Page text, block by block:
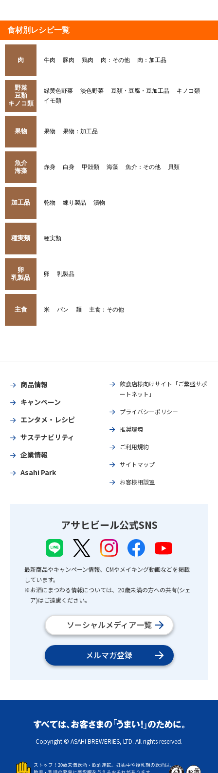
食材別レシピ一覧
肉 牛肉 豚肉 鶏肉 肉：その他 肉：加工品
野菜
豆類
キノコ類
緑黄色野菜 淡色野菜 豆類・豆腐・豆加工品
キノコ類
イモ類
果物 果物 果物：加工品
魚介
海藻
赤身 白身 甲殻類 海藻 魚介：その他 貝類
加工品 乾物 練り製品 漬物
種実類 種実類
卵
乳製品
卵 乳製品
主食 米 パン 麺 主食：その他
商品情報
キャンペーン
エンタメ・レシピ
サステナビリティ
企業情報
Asahi Park
飲食店様向けサイト「ご繁盛サポ
ートネット」
プライバシーポリシー
推奨環境
ご利用規約
サイトマップ
お客様相談室
アサヒビール公式SNS
最新商品やキャンペーン情報、CMやメイキング動画などを掲載
しています。
※お酒にまつわる情報については、20歳未満の方への共有(シェ
ア)はご遠慮ください。
ソーシャルメディア一覧
メルマガ登録
Copyright © ASAHI BREWERIES, LTD. All rights reserved.